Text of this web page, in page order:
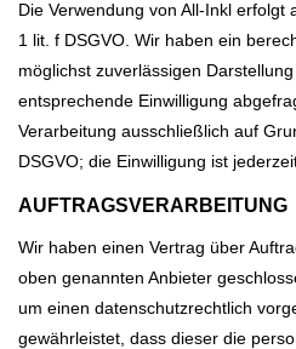
Die Verwendung von All-Inkl erfolgt
1 lit. f DSGVO. Wir haben ein
möglichst zuverlässigen
entsprechende Einwilligung
Verarbeitung ausschließlich auf
DSGVO; die Einwilligung ist
AUFTRAGSVERARBEITUNG
Wir haben einen Vertrag über
oben genannten Anbieter
um einen datenschutzrechtlich
gewährleistet, dass dieser die